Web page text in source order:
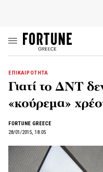
ΕΠΙΚΑΙΡΟΤΗΤΑ
Γιατί το ΔΝΤ
«κούρεμα»
FORTUNE GREECE
28/01/2015, 18:05